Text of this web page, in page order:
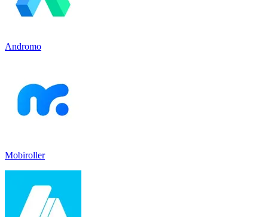
Andromo
Mobiroller